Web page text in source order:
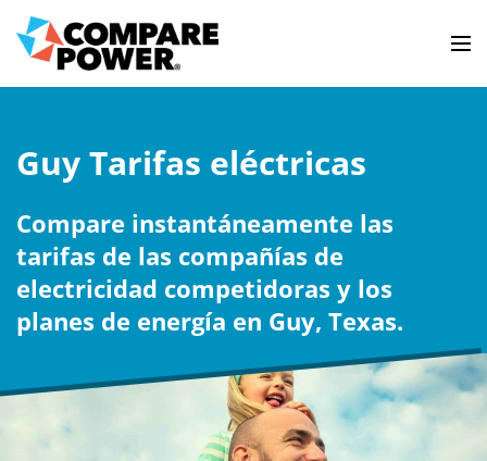
Guy Tarifas eléctricas
Compare instantáneamente las
tarifas de las compañías de
electricidad competidoras y los
planes de energía en Guy, Texas.